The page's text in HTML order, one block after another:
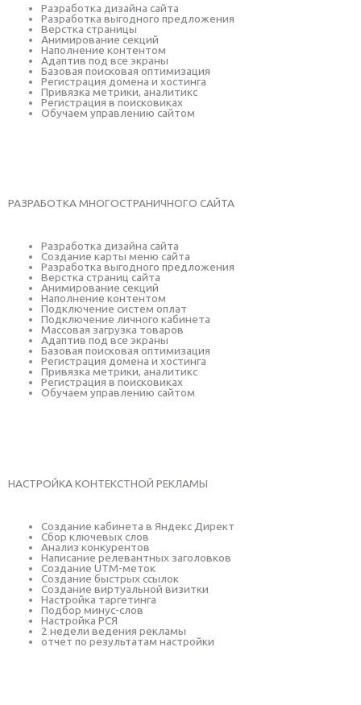
Разработка дизайна сайта
Разработка выгодного предложения
Верстка страницы
Анимирование секций
Наполнение контентом
Адаптив под все экраны
Базовая поисковая оптимизация
Регистрация домена и хостинга
Привязка метрики, аналитикс
Регистрация в поисковиках
Обучаем управлению сайтом
РАЗРАБОТКА МНОГОСТРАНИЧНОГО САЙТА
Разработка дизайна сайта
Создание карты меню сайта
Разработка выгодного предложения
Верстка страниц сайта
Анимирование секций
Наполнение контентом
Подключение систем оплат
Подключение личного кабинета
Массовая загрузка товаров
Адаптив под все экраны
Базовая поисковая оптимизация
Регистрация домена и хостинга
Привязка метрики, аналитикс
Регистрация в поисковиках
Обучаем управлению сайтом
НАСТРОЙКА КОНТЕКСТНОЙ РЕКЛАМЫ
Создание кабинета в Яндекс Директ
Сбор ключевых слов
Анализ конкурентов
Написание релевантных заголовков
Создание UTM-меток
Создание быстрых ссылок
Создание виртуальной визитки
Настройка таргетинга
Подбор минус-слов
Настройка РСЯ
2 недели ведения рекламы
отчет по результатам настройки